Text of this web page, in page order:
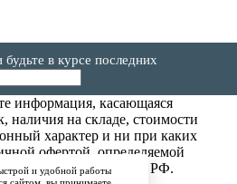
в курсе последних
информация, касающаяся
наличия на складе, стоимости
характер и ни при каких
офертой, определяемой
Гражданского кодекса РФ.
и удобной работы